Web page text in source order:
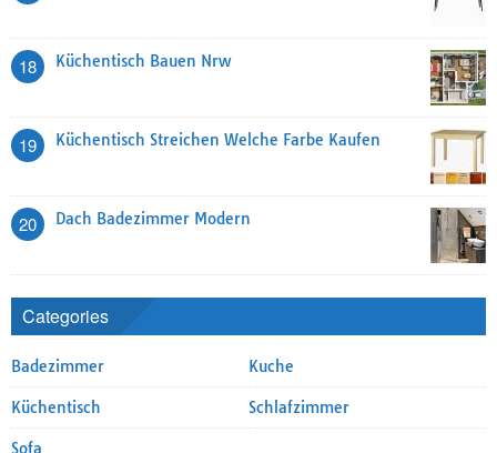
18 Küchentisch Bauen Nrw
19 Küchentisch Streichen Welche Farbe Kaufen
20 Dach Badezimmer Modern
Categories
Badezimmer Kuche
Küchentisch Schlafzimmer
Sofa